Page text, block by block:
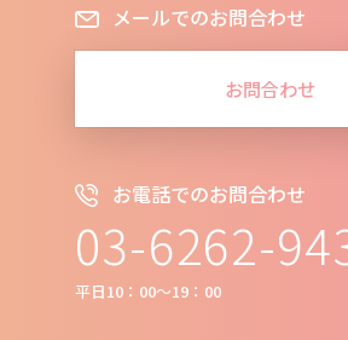
メールでのお問合わせ
お問合わせ
お電話でのお問合わせ
03-6262-
平日10：00～19：00